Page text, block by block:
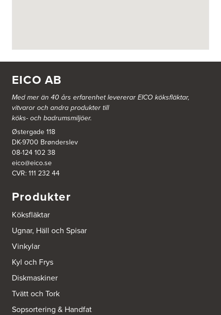
412 63 Göteborg
http://www.ballingslov.se
Ballingslöv Hässleholm
Nässelvägen 1
Stoby Måleri AB
291 59 Kristianstad
Tel.:0046-725286480
http://www.ballingslov.se
Ballingslöv Hässleholm
Stoby Måleri AB
281 51 Hässleholm
http://www.ballingslov.se
Industrigatan 18
553 03 Jönköping
Tel.:364404030
http://www.ballingslov.se
EICO AB
Med mer än 40 års erfarenhet levererar EICO köksfläktar,
vitvaror och andra produkter till
köks- och badrumsmiljöer.
Østergade 118
DK-9700 Brønderslev
08-124 102 38
eico@eico.se
CVR: 111 232 44
Produkter
Köksfläktar
Ugnar, Häll och Spisar
Vinkylar
Kyl och Frys
Diskmaskiner
Tvätt och Tork
Sopsortering & Handfat